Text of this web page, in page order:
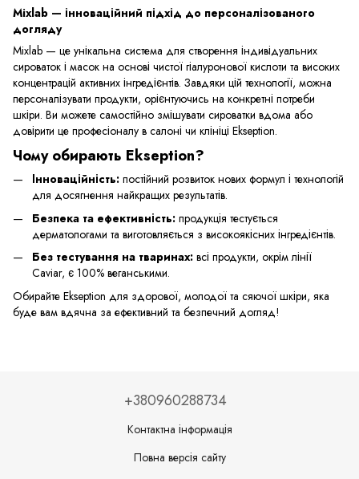
Mixlab — інноваційний підхід до персоналізованого
догляду
Mixlab — це унікальна система для створення індивідуальних
сироваток і масок на основі чистої гіалуронової кислоти та високих
концентрацій активних інгредієнтів. Завдяки цій технології, можна
персоналізувати продукти, орієнтуючись на конкретні потреби
шкіри. Ви можете самостійно змішувати сироватки вдома або
довірити це професіоналу в салоні чи клініці Ekseption.
Чому обирають Ekseption?
Інноваційність: постійний розвиток нових формул і технологій
для досягнення найкращих результатів.
Безпека та ефективність: продукція тестується
дерматологами та виготовляється з високоякісних інгредієнтів.
Без тестування на тваринах: всі продукти, окрім лінії
Caviar, є 100% веганськими.
Обирайте Ekseption для здорової, молодої та сяючої шкіри, яка
буде вам вдячна за ефективний та безпечний догляд!
+380960288734
Контактна інформація
Повна версія сайту